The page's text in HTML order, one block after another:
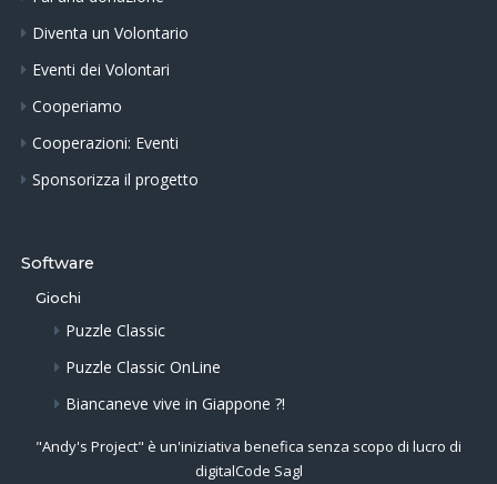
Diventa un Volontario
Eventi dei Volontari
Cooperiamo
Cooperazioni: Eventi
Sponsorizza il progetto
Software
Giochi
Puzzle Classic
Puzzle Classic OnLine
Biancaneve vive in Giappone ?!
"Andy's Project" è un'iniziativa benefica senza scopo di lucro di
digitalCode Sagl